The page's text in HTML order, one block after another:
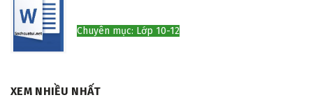
Chuyên mục: Lớp 10-12
XEM NHIỀU NHẤT